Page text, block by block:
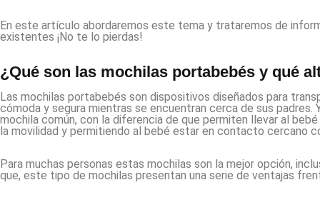
En este artículo abordaremos este tema y trataremos de
existentes ¡No te lo pierdas!
¿Qué son las mochilas portabebés y qué
Las mochilas portabebés son dispositivos diseñados para
cómoda y segura mientras se encuentran cerca de sus padres.
mochila común, con la diferencia de que permiten llevar al
la movilidad y permitiendo al bebé estar en contacto cercano
Para muchas personas estas mochilas son la mejor opción,
que, este tipo de mochilas presentan una serie de ventajas